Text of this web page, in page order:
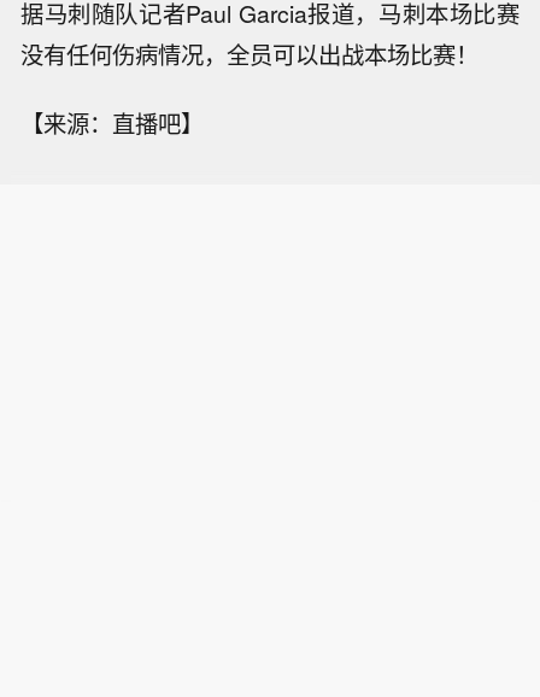
据马刺随队记者Paul Garcia报道，马刺本场比赛
没有任何伤病情况，全员可以出战本场比赛！
【来源：直播吧】